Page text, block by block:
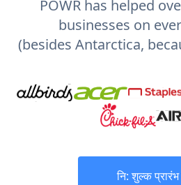
POWR has helped
businesses on
(besides Antarctica,
नि: शुल्क